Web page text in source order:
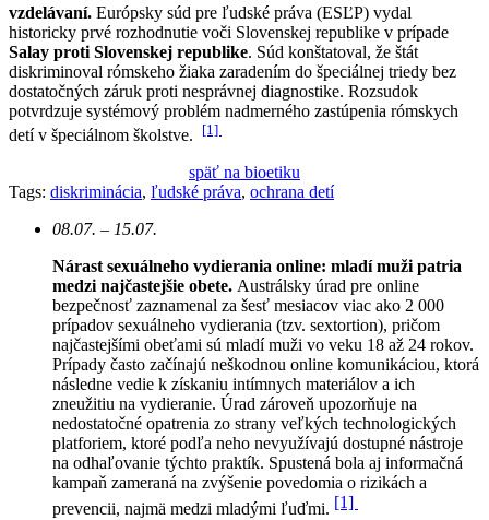
vzdelávaní. Európsky súd pre ľudské práva (ESĽP) vydal
historicky prvé rozhodnutie voči Slovenskej republike v prípade
Salay proti Slovenskej republike. Súd konštatoval, že štát
diskriminoval rómskeho žiaka zaradením do špeciálnej triedy bez
dostatočných záruk proti nesprávnej diagnostike. Rozsudok
potvrdzuje systémový problém nadmerného zastúpenia rómskych
detí v špeciálnom školstve.
[1]
späť na bioetiku
Tags: diskriminácia, ľudské práva, ochrana detí
08.07. – 15.07.
Nárast sexuálneho vydierania online: mladí muži patria
medzi najčastejšie obete. Austrálsky úrad pre online
bezpečnosť zaznamenal za šesť mesiacov viac ako 2 000
prípadov sexuálneho vydierania (tzv. sextortion), pričom
najčastejšími obeťami sú mladí muži vo veku 18 až 24 rokov.
Prípady často začínajú neškodnou online komunikáciou, ktorá
následne vedie k získaniu intímnych materiálov a ich
zneužitiu na vydieranie. Úrad zároveň upozorňuje na
nedostatočné opatrenia zo strany veľkých technologických
platforiem, ktoré podľa neho nevyužívajú dostupné nástroje
na odhaľovanie týchto praktík. Spustená bola aj informačná
kampaň zameraná na zvýšenie povedomia o rizikách a
prevencii, najmä medzi mladými ľuďmi. [1]